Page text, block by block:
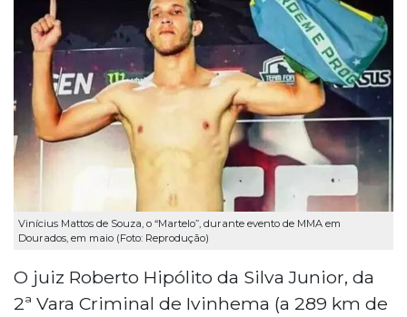
Vinícius Mattos de Souza, o “Martelo”, durante evento de MMA em
Dourados, em maio (Foto: Reprodução)
O juiz Roberto Hipólito da Silva Junior, da
2ª Vara Criminal de Ivinhema (a 289 km de